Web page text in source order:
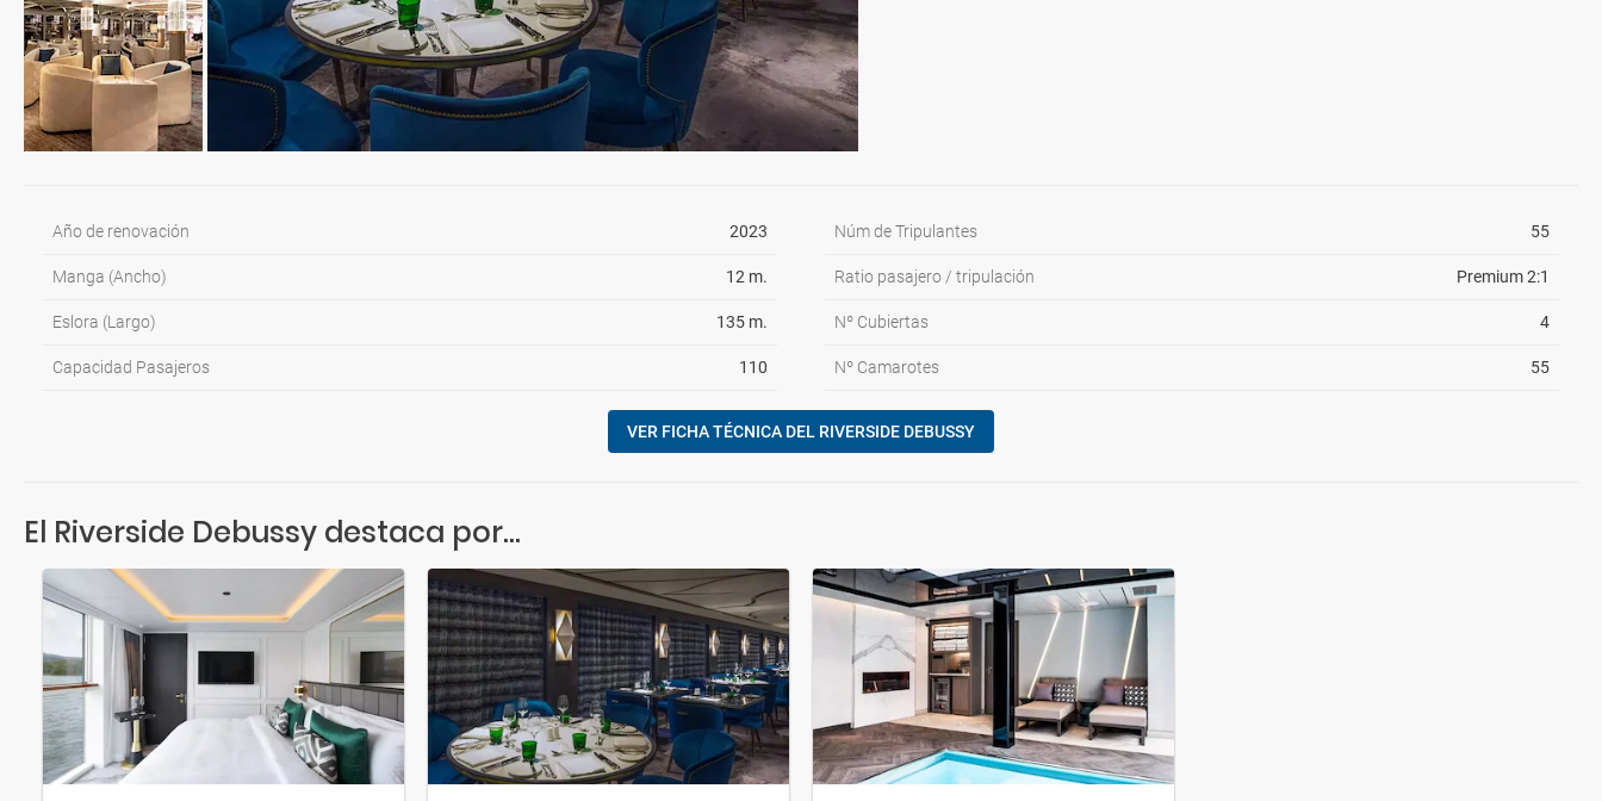
Año de renovación 2023
Manga (Ancho) 12 m.
Eslora (Largo) 135 m.
Capacidad Pasajeros 110
Núm de Tripulantes 55
Ratio pasajero / tripulación Premium 2:1
Nº Cubiertas 4
Nº Camarotes 55
VER FICHA TÉCNICA DEL RIVERSIDE DEBUSSY
El Riverside Debussy destaca por...